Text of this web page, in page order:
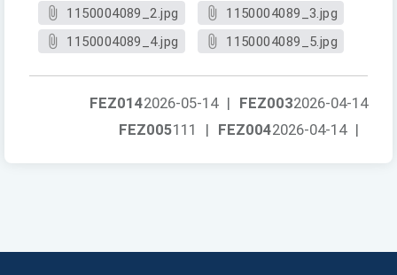
1150004089_2.jpg
1150004089_3.jpg
1150004089_4.jpg
1150004089_5.jpg
FEZ0032026-04-14
FEZ0142026-05-14 |
FEZ0042026-04-14 |
FEZ005111 |